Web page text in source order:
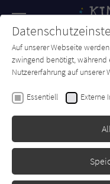
SUCHE
Val Tyler
Die
Die
Coppenrath
Auf unserer Webseite
zwingend benötigt, während
Nutzererfahrung auf unserer
Essentiell Externe